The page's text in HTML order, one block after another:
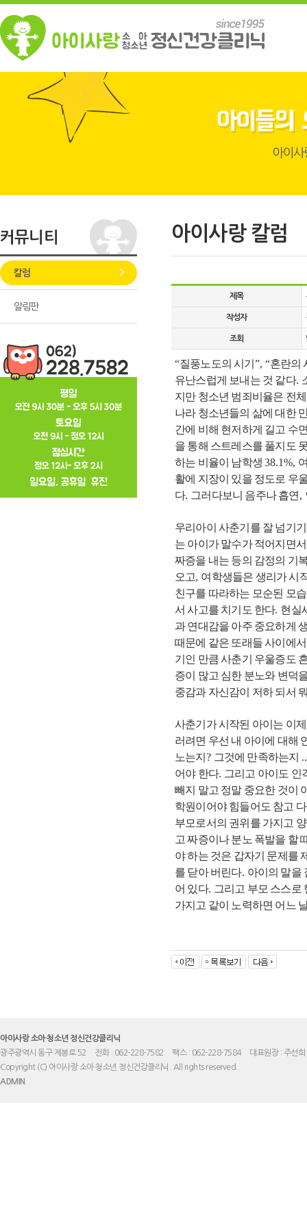
커뮤니티
칼럼
알림판
아이사랑 칼럼
제목
작성자
조회
“질풍노도의 시기 ”, “혼란의
유난스럽게 보내는 것 같다.
지만 청소년 범죄비율은 전
나라 청소년들의 삶에 대한
간에 비해 현저하게 길고 수
을 통해 스트레스를 풀지도
하는 비율이 남학생38.1%,
활에 지장이 있을 정도로 우
다. 그러다보니 음주나 흡연 ,
우리아이 사춘기를 잘 넘기
는 아이가 말수가 적어지면
짜증을 내는 등의 감정의 기
오고, 여학생들은 생리가 시
친구를 따라하는 모순된 모
서 사고를 치기도 한다. 현실
과 연대감을 아주 중요하게
때문에 같은 또래들 사이에
기인 만큼 사춘기 우울증도
증이 많고 심한 분노와 변덕
중감과 자신감이 저하 되서
사춘기가 시작된 아이는 이
러려면 우선 내 아이에 대해
노는지 ? 그것에 만족하는지
어야 한다. 그리고 아이도 인
빼지 말고 정말 중요한 것이
학원이어야 힘들어도 참고
부모로서의 권위를 가지고
고 짜증이나 분노 폭발을 할
야 하는 것은 갑자기 문제를
를 닫아 버린다. 아이의 말을
어 있다. 그리고 부모 스스로
가지고 같이 노력하면 어느
아이사랑 소아·청소년 정신건강클리닉
광주광역시 동구 제봉로 52
전화 : 062-228-7582 팩스 : 062-228-7584
대표원장 : 주선희
Copyright (C) 아이사랑 소아·청소년 정신건강클리닉. All rights reserved.
ADMIN